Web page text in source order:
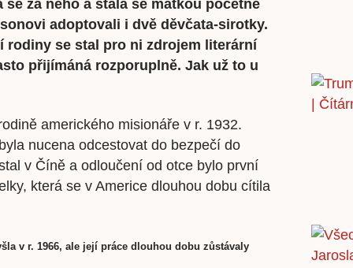
za něho a stala se matkou početné
adoptovali i dvě děvčata-sirotky.
rodiny se stal pro ni zdrojem literární
přijímáná rozporuplně. Jak už to u
amerického misionáře v r. 1932.
nucena odcestovat do bezpečí do
v Číně a odloučení od otce bylo první
která se v Americe dlouhou dobu cítila
v r. 1966, ale její práce dlouhou dobu zůstávaly